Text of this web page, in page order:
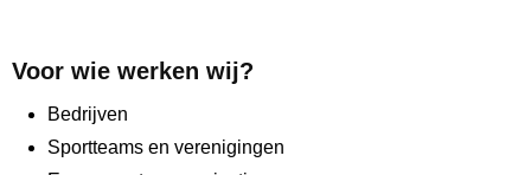
Voor wie werken wij?
Bedrijven
Sportteams en verenigingen